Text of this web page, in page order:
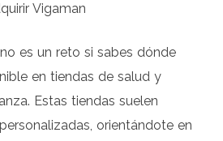
Vigaman
es un reto si sabes dónde
en tiendas de salud y
Estas tiendas suelen
orientándote en